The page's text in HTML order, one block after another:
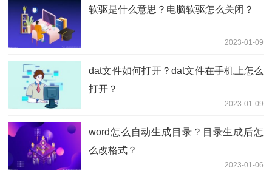
软驱是什么意思？电脑软驱怎么关闭？
2023-01-09
dat文件如何打开？dat文件在手机上怎么
打开？
2023-01-09
word怎么自动生成目录？目录生成后怎
么改格式？
2023-01-06